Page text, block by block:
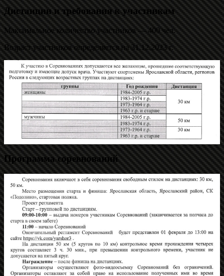
Дистанции и требования к участникам
Максимальное количество участников — 400 чел.
Возраст участников определяется на 31.12.2023 г.
Программа соревнований